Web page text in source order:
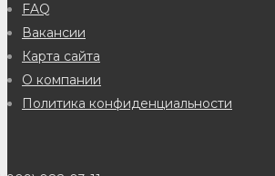
FAQ
Вакансии
Карта сайта
О компании
Политика конфиденциальности